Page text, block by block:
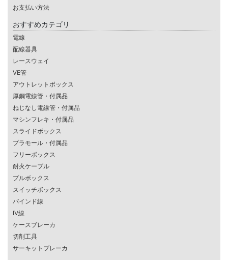
お支払い方法
おすすめカテゴリ
電線
配線器具
レースウェイ
VE管
アウトレットボックス
厚鋼電線管・付属品
ねじなし電線管・付属品
マシンフレキ・付属品
スライドボックス
プラモール・付属品
フリーボックス
耐火ケーブル
プルボックス
スイッチボックス
バインド線
IV線
ケースブレーカ
切削工具
サーキットブレーカ